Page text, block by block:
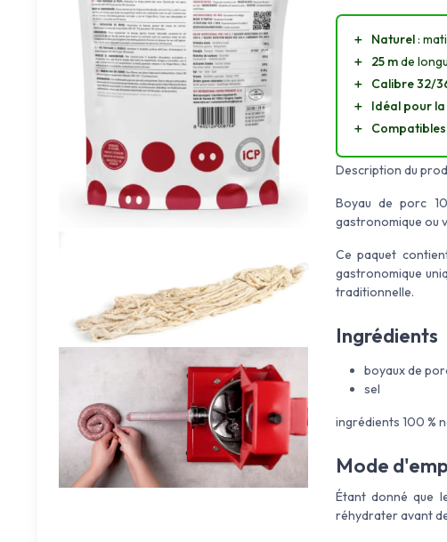
＋ Naturel:
＋
25 mde
＋
Calibre 32/
＋
Idéal pour
＋
Compatibles
Description du
Boyau de porc
gastronomique ou
Ce paquet
gastronomique
traditionnelle.
Ingrédients
boyaux de
sel
ingrédients 100 %
Mode
Étant donné que
réhydrater avant